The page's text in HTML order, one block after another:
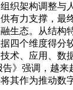
织架构调整与
有力支撑，最
生态。从结构
四个维度得分
术、应用、数
》强调，越来
其作为推动数